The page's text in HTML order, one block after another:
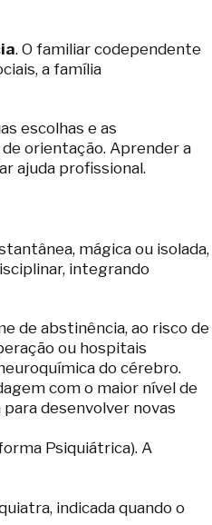
. O familiar codependente
a família
escolhas e as
orientação. Aprender a
ajuda profissional.
mágica ou isolada,
integrando
de abstinência, ao risco de
ou hospitais
do cérebro.
com o maior nível de
desenvolver novas
Psiquiátrica). A
indicada quando o